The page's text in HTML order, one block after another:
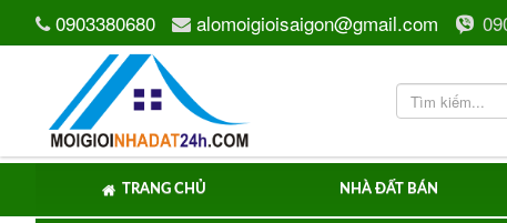
0903380680 alomoigioisaigon@gmail.com
TRANG CHỦ NHÀ ĐẤT BÁN